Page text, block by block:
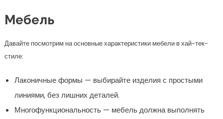
Мебель
Давайте посмотрим на основные характеристики мебели в хай-тек-
стиле:
Лаконичные формы — выбирайте изделия с простыми
линиями, без лишних деталей.
Многофункциональность — мебель должна выполнять